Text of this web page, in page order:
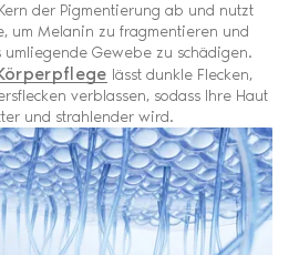
der Pigmentierung ab und nutzt
um Melanin zu fragmentieren und
Gewebe zu schädigen.
lässt dunkle Flecken,
verblassen, sodass Ihre Haut
und strahlender wird.